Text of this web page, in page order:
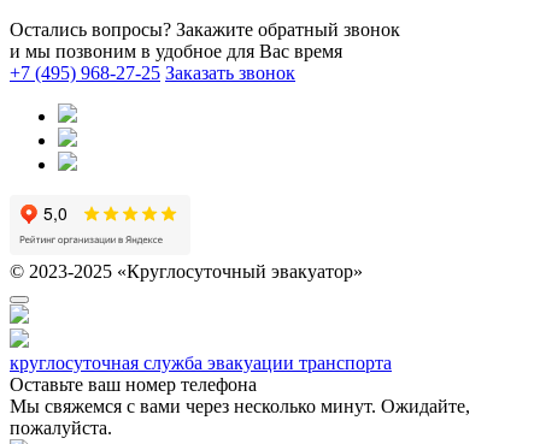
Остались вопросы? Закажите обратный звонок
и мы позвоним в удобное для Вас время
+7 (495) 968-27-25 Заказать звонок
© 2023-2025 «Круглосуточный эвакуатор»
круглосуточная служба эвакуации транспорта
Оставьте ваш номер телефона
Мы свяжемся с вами через несколько минут. Ожидайте,
пожалуйста.